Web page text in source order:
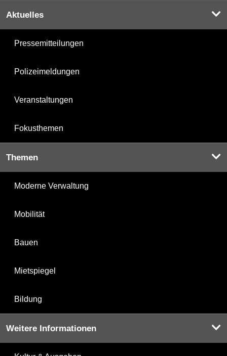
Aktuelles
Pressemitteilungen
Polizeimeldungen
Veranstaltungen
Fokusthemen
Themen
Moderne Verwaltung
Mobilität
Bauen
Mietspiegel
Bildung
Weitere Informationen